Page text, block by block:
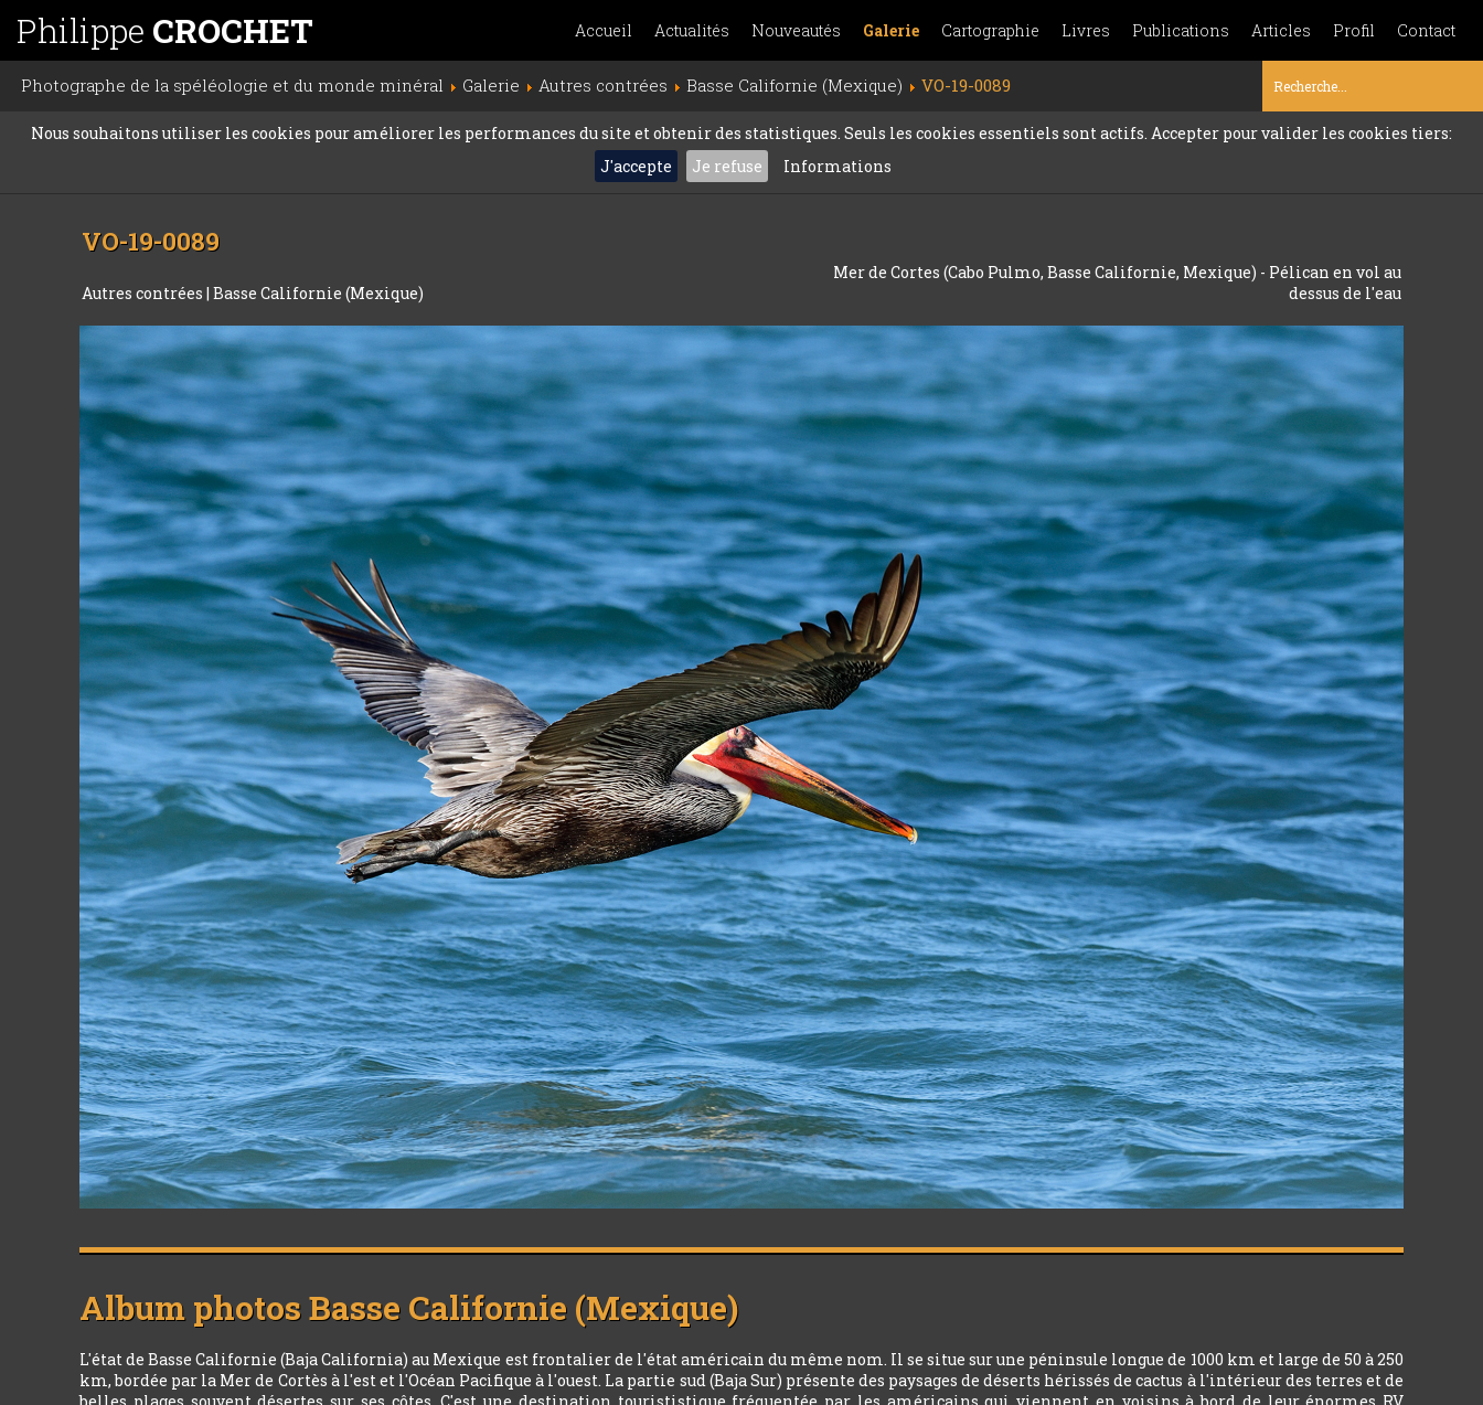
Philippe CROCHET Accueil Actualités Nouveautés Galerie Cartographie Livres Publications Articles Profil Contact
Photographe de la spéléologie et du monde minéral Galerie Autres contrées Basse Californie (Mexique) VO-19-0089
Nous souhaitons utiliser les cookies pour améliorer les performances du site et obtenir des statistiques. Seuls les cookies essentiels sont actifs. Accepter pour valider les cookies tiers:
J'accepte
Je refuse Informations
VO-19-0089
Autres contrées|Basse Californie (Mexique)
Mer de Cortes (Cabo Pulmo, Basse Californie, Mexique) - Pélican en vol au
dessus de l'eau
Album photosBasse Californie (Mexique)
L'état de Basse Californie (Baja California) au Mexique est frontalier de l'état américain du même nom. Il se situe sur une péninsule longue de 1000 km et large de 50 à 250
km, bordée par la Mer de Cortès à l'est et l'Océan Pacifique à l'ouest. La partie sud (Baja Sur) présente des paysages de déserts hérissés de cactus à l'intérieur des terres et de